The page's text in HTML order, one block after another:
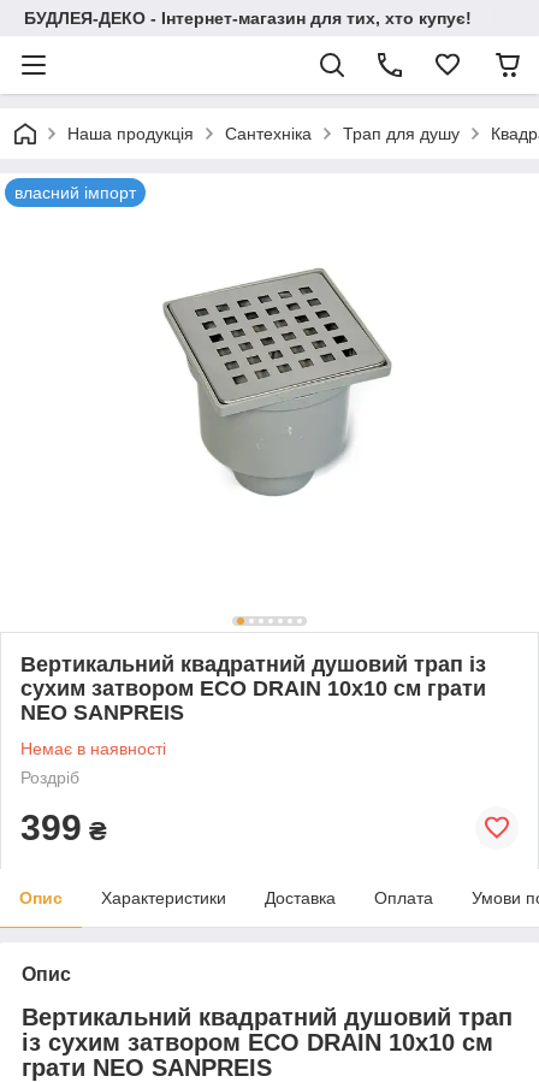
БУДЛЕЯ-ДЕКО - Інтернет-магазин для тих, хто купує!
Наша продукція Сантехніка Трап для душу
власний імпорт
Вертикальний квадратний душовий трап із
сухим затвором ECO DRAIN 10x10 см грати
NEO SANPREIS
Немає в наявності
Роздріб
399 ₴
Опис Характеристики Доставка Оплата Умови
Опис
Вертикальний квадратний душовий трап
із сухим затвором ECO DRAIN 10x10 см
грати NEO SANPREIS